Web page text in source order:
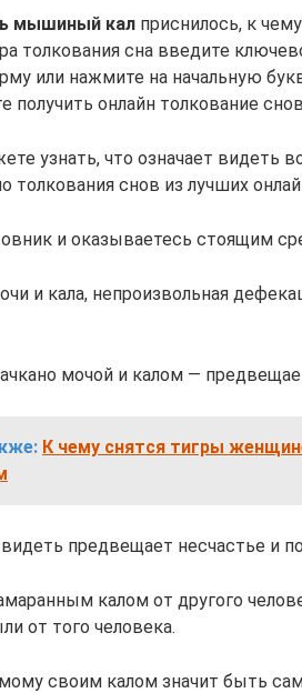
мышиный кал приснилось, к
толкования сна введите
или нажмите на начальную
получить онлайн толкование
узнать, что означает видеть
толкования снов из лучших
и оказываетесь стоящим
и кала, непроизвольная
мочой и калом —
К чему снятся тигры
предвещает несчастье и
калом от другого
от того человека.
своим калом значит быть